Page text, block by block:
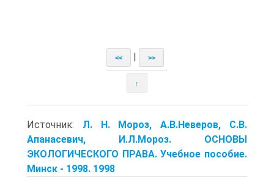
<< >>
↑
Источник: Л. Н. Мороз, А.В.Неверов, С.В.
Апанасевич, И.Л.Мороз. ОСНОВЫ
ЭКОЛОГИЧЕСКОГО ПРАВА. Учебное пособие.
Минск - 1998. 1998